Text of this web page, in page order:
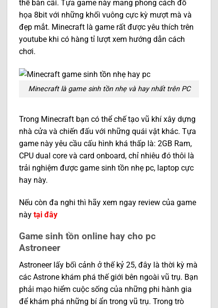
thể bàn cãi. Tựa game này mang phong cách đồ
họa 8bit với những khối vuông cực kỳ mượt mà và
đẹp mắt. Minecraft là game rất được yêu thích trên
youtube khi có hàng tỉ lượt xem hướng dẫn cách
chơi.
Minecraft là game sinh tồn nhẹ và hay nhất trên PC
Trong Minecraft bạn có thể chế tạo vũ khí xây dựng
nhà cửa và chiến đấu với những quái vật khác. Tựa
game này yêu cầu cấu hình khá thấp là: 2GB Ram,
CPU dual core và card onboard, chỉ nhiêu đó thôi là
trải nghiệm được game sinh tồn nhẹ pc, laptop cực
hay này.
Nếu còn đa nghi thì hãy xem ngay review của game
này tại đây
Game sinh tồn online hay cho pc
Astroneer
Astroneer lấy bối cảnh ở thế kỷ 25, đây là thời kỳ mà
các Astrone khám phá thế giới bên ngoài vũ trụ. Bạn
phải mạo hiểm cuộc sống của những phi hành gia
để khám phá những bí ẩn trong vũ trụ. Trong trò